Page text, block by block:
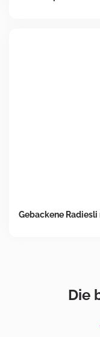
Gebackene
Die